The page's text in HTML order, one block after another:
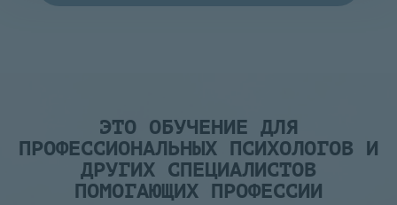
ЭТО ОБУЧЕНИЕ ДЛЯ
ПРОФЕССИОНАЛЬНЫХ ПСИХОЛОГОВ И
ДРУГИХ СПЕЦИАЛИСТОВ
ПОМОГАЮЩИХ ПРОФЕССИИ